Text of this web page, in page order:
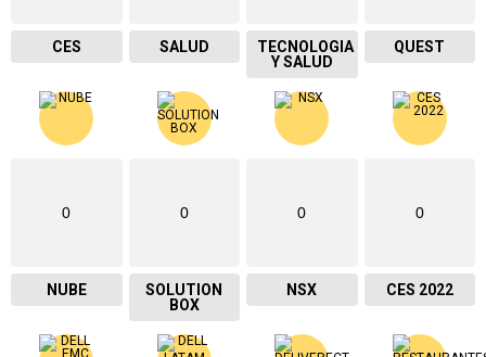
CES SALUD
TECNOLOGIA
Y SALUD
QUEST
0
NUBE
0
SOLUTION
BOX
0
NSX
0
CES 2022